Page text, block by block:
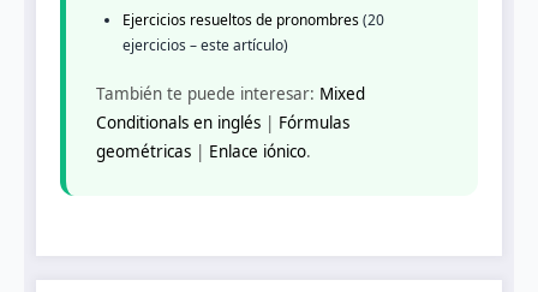
Ejercicios resueltos de pronombres(20
ejercicios – este artículo)
También te puede interesar: Mixed
Conditionals en inglés
Fórmulas
geométricas
Enlace iónico.